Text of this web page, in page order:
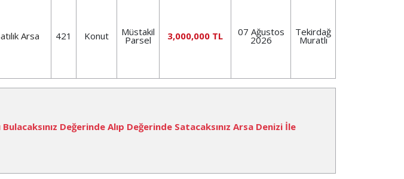
Arsa 421 Konut Müstakil
Parsel 3,000,000 TL 07 Ağustos
2026
Tekirdağ
Muratlı
Bulacaksınız Değerinde Alıp Değerinde Satacaksınız Arsa Denizi İle